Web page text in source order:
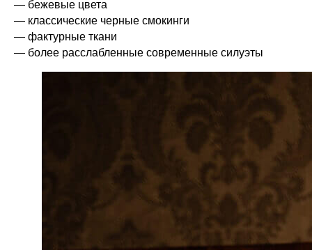
— бежевые цвета
— классические черные смокинги
— фактурные ткани
— более расслабленные современные силуэты